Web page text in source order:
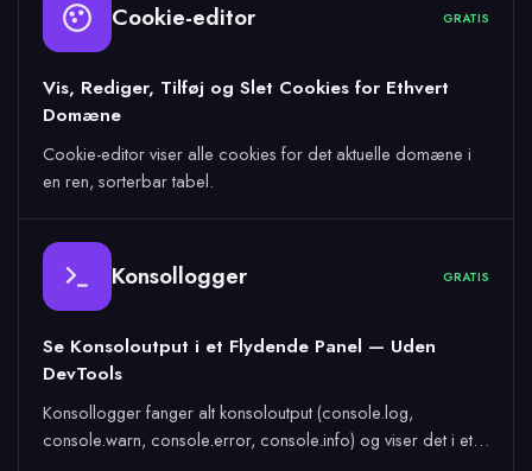
Cookie-editor GRATIS
Vis, Rediger, Tilføj og Slet Cookies for Ethvert
Domæne
Cookie-editor viser alle cookies for det aktuelle domæne i
en ren, sorterbar tabel.
Konsollogger GRATIS
Se Konsoloutput i et Flydende Panel — Uden
DevTools
Konsollogger fanger alt konsoloutput (console.log,
console.warn, console.error, console.info) og viser det i et…